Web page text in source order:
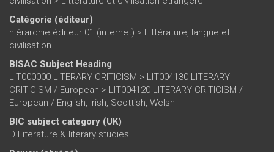
Catégorie (éditeur)
hiérarchie éditeur 01 (internet) > Littérature, langue et
civilisation
BISAC Subject Heading
LIT000000 LITERARY CRITICISM > LIT004130 LITERARY
CRITICISM / European > LIT004120 LITERARY CRITICISM /
European / English, Irish, Scottish, Welsh
BIC subject category (UK)
D Literature & literary studies